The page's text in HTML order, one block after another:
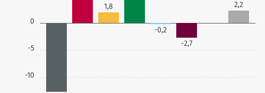
-10
-5
0
1,8
-0,2
-2,7
2,2